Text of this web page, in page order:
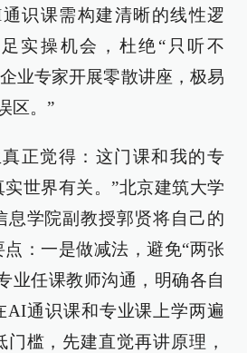
识课需构建清晰的线性逻
实操机会，杜绝“只听不
业专家开展零散讲座，极易
区。”
正觉得：这门课和我的专
世界有关。”北京建筑大学
息学院副教授郭贤将自己的
：一是做减法，避免“两张
业任课教师沟通，明确各自
AI通识课和专业课上学两遍
槛，先建直觉再讲原理，